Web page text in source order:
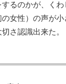
するのかが、く
の女性）の声が
さ認識出来た。